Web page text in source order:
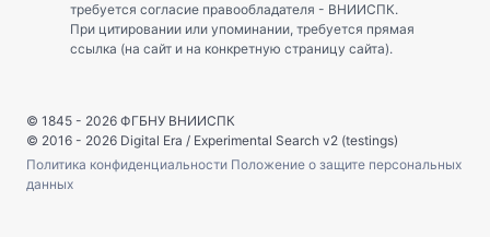
требуется согласие правообладателя - ВНИИСПК.
При цитировании или упоминании, требуется прямая
ссылка (на сайт и на конкретную страницу сайта).
© 1845 - 2026 ФГБНУ ВНИИСПК
© 2016 - 2026 Digital Era / Experimental Search v2 (testings)
Политика конфиденциальности Положение о защите персональных
данных